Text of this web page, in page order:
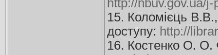
http://nbuv.gov.ua/
15. Коломієць
доступу: http://
16. Костенко О. О.